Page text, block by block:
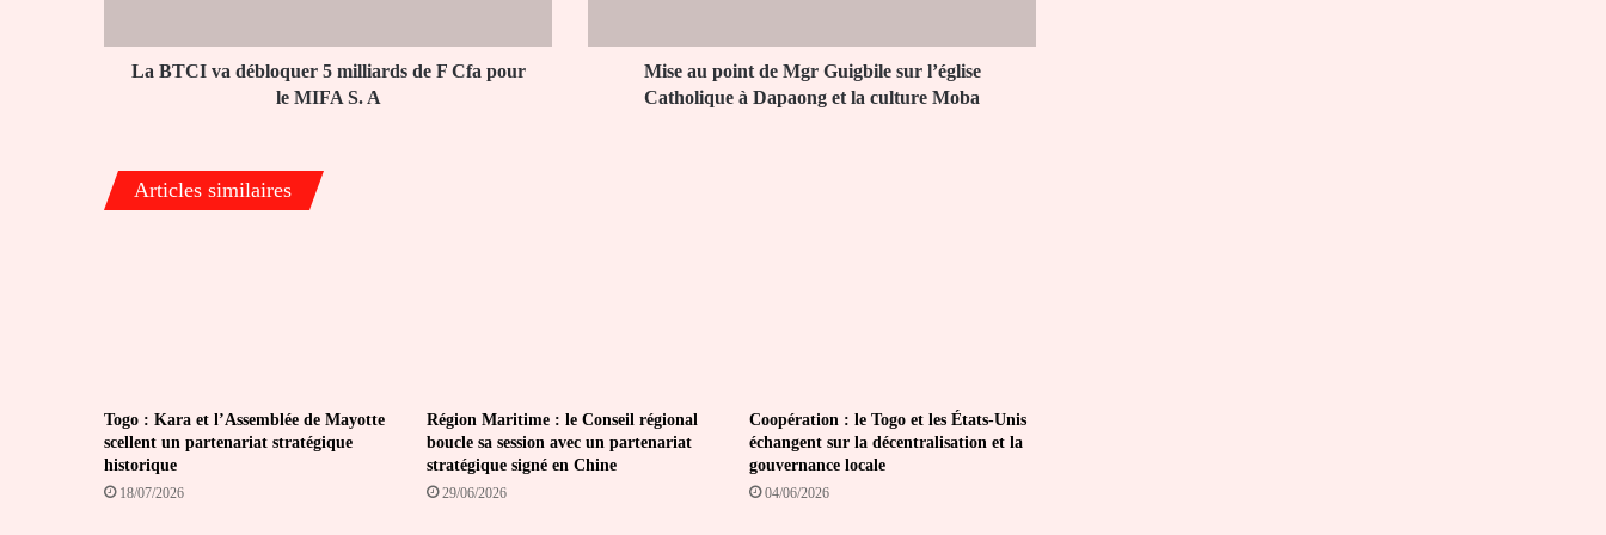
Cfa
pourLa BTCI va débloquer 5 milliards de F Cfa pour
le MIFA S. A
Catholique
Dapaong
Mise au point de Mgr Guigbile sur l’église
Catholique à Dapaong et la culture Moba
Articles similaires
Togo : Kara et l’Assemblée de Mayotte
scellent un partenariat stratégique
historique
18/07/2026
Région Maritime : le Conseil régional
boucle sa session avec un partenariat
stratégique signé en Chine
29/06/2026
Coopération : le Togo et les États-Unis
échangent sur la décentralisation et la
gouvernance locale
04/06/2026